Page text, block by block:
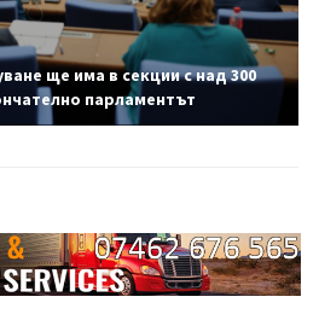
ще има в секции с над 300
парламентът